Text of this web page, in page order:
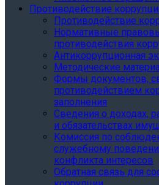
Противодействие
Противодействие
Нормативные
противодействия
Антикоррупционная
Методические
Формы документов,
противодействием
заполнения
Сведения о доходах,
и обязательствах
Комиссия по
служебному
конфликта интересов
Обратная связь для